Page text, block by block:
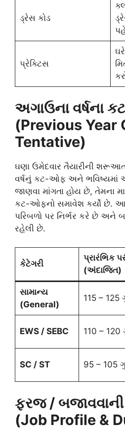
ડ્રેસ કોડ
પ્રેક્ટિસ
અગાઉના વર્ષના
(Previous Year
Tentative)
ઘણા ઉમેદવાર તૈયારીની
વર્ષનું કટ-ઓફ અને ભવિષ્યમાં
જાણવા માંગતા હોય છે, તેમના
કટ-ઓફનો સમાવેશ કર્યો છે.
પરિબળો પર નિર્ભર કરે છે અને
રહેલી છે.
કેટેગરી
પ્રારંભિક
(અંદાજિત)
સામાન્ય
(General)
115 – 125
EWS / SEBC 110 –
SC / ST 95 – 105
ફરજ / બજાવવાની
(Job Profile &